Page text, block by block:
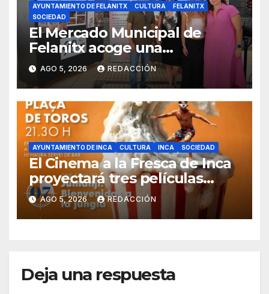
AYUNTAMIENTO DE FELANITX CULTURA
FELANITX
SOCIEDAD
El Mercado Municipal de
Felanitx acoge una
exposición con propuestas de
diseño de la EASDIB
AGO 5, 2026 REDACCIÓN
AYUNTAMIENTO DE INCA CULTURA INCA SOCIEDAD
El Cinema a la Fresca de Inca
proyectará tres películas
solidarias en la plaza de toros
AGO 5, 2026 REDACCIÓN
Deja una respuesta